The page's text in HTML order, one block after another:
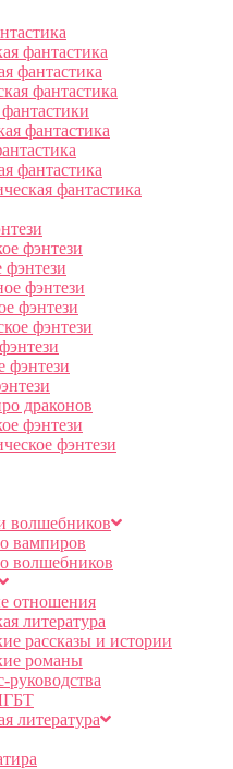
фантастика
фантастика
фантастика
фантастика
фантастика
фантастика
фэнтези
фэнтези
фэнтези
фэнтези
фэнтези
фэнтези
драконов
фэнтези
фэнтези
волшебников
вампиров
волшебников
отношения
литература
рассказы и истории
романы
руководства
литература